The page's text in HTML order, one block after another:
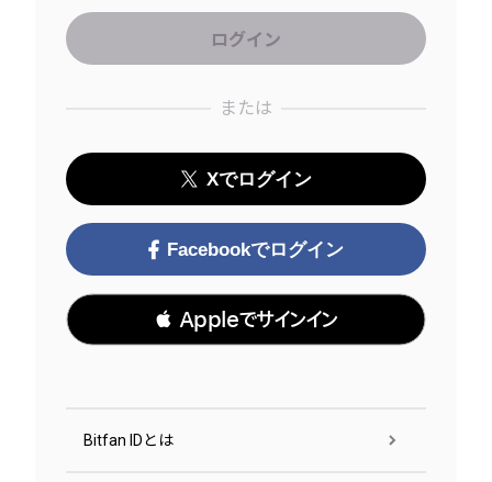
または
Xでログイン
Facebookでログイン
 Appleでサインイン
Bitfan IDとは